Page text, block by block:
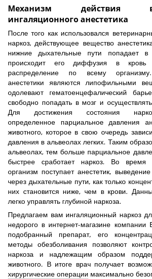
Механизм действия
ингаляционного анестетика
После того как использовался
наркоз, действующее вещество
нижние дыхательные пути попадает в
происходит его диффузия в
распределение по всему
анестетики являются липофильными
одолевают гематоенцефалический
свободно попадать в мозг и
Для достижения состояния
определенное парциальное давления
животного, которое в свою очередь
давления в альвеолах легких. Таким
альвеолах, тем больше парциальное
быстрее сработает наркоз. Во время
организм поступает анестетик,
через дыхательные пути, как только
них становится ниже, чем в крови.
легко управлять глубиной наркоза.
Предлагаем вам ингаляционный наркоз
недорого в интернет-магазине компании
подобранный препарат, его
методы обезболивания позволяют
наркоза и надлежащим образом
животного. В итоге врач получает
хирургические операции максимально